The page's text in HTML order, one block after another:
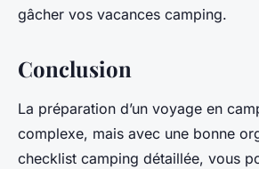
gâcher vos vacances camping.
Conclusion
La préparation d’un voyage en
complexe, mais avec une bonne
checklist camping détaillée, vous